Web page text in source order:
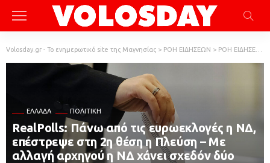
Volosday.gr - Το ενημερωτικό site της Μαγνησίας > ΡΟΗ ΕΙΔΗΣΕΩΝ > ΡΟΗ ΕΙΔΗΣΕΩΝ
ΕΛΛΆΔΑ ΠΟΛΙΤΙΚΗ
RealPolls: Πάνω από τις ευρωεκλογές η ΝΔ,
επέστρεψε στη 2η θέση η Πλεύση – Με
αλλαγή αρχηγού η ΝΔ χάνει σχεδόν δύο